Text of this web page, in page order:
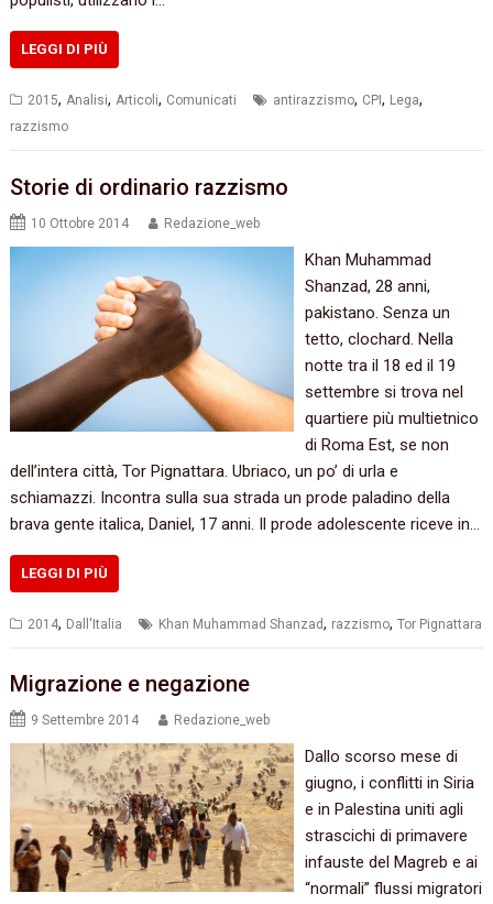
LEGGI DI PIÙ
2015,Analisi,Articoli, Comunicati antirazzismo, CPI, Lega,
razzismo
Storie di ordinario razzismo
10 Ottobre 2014 Redazione_web
Khan Muhammad
Shanzad, 28 anni,
pakistano. Senza un
tetto, clochard. Nella
notte tra il 18 ed il 19
settembre si trova nel
quartiere più multietnico
di Roma Est, se non
dell’intera città, Tor Pignattara. Ubriaco, un po’ di urla e
schiamazzi. Incontra sulla sua strada un prode paladino della
brava gente italica, Daniel, 17 anni. Il prode adolescente riceve in…
LEGGI DI PIÙ
2014, Dall'Italia Khan Muhammad Shanzad, razzismo,Tor Pignattara
Migrazione e negazione
9 Settembre 2014 Redazione_web
Dallo scorso mese di
giugno, i conflitti in Siria
e in Palestina uniti agli
strascichi di primavere
infauste del Magreb e ai
“normali” flussi migratori